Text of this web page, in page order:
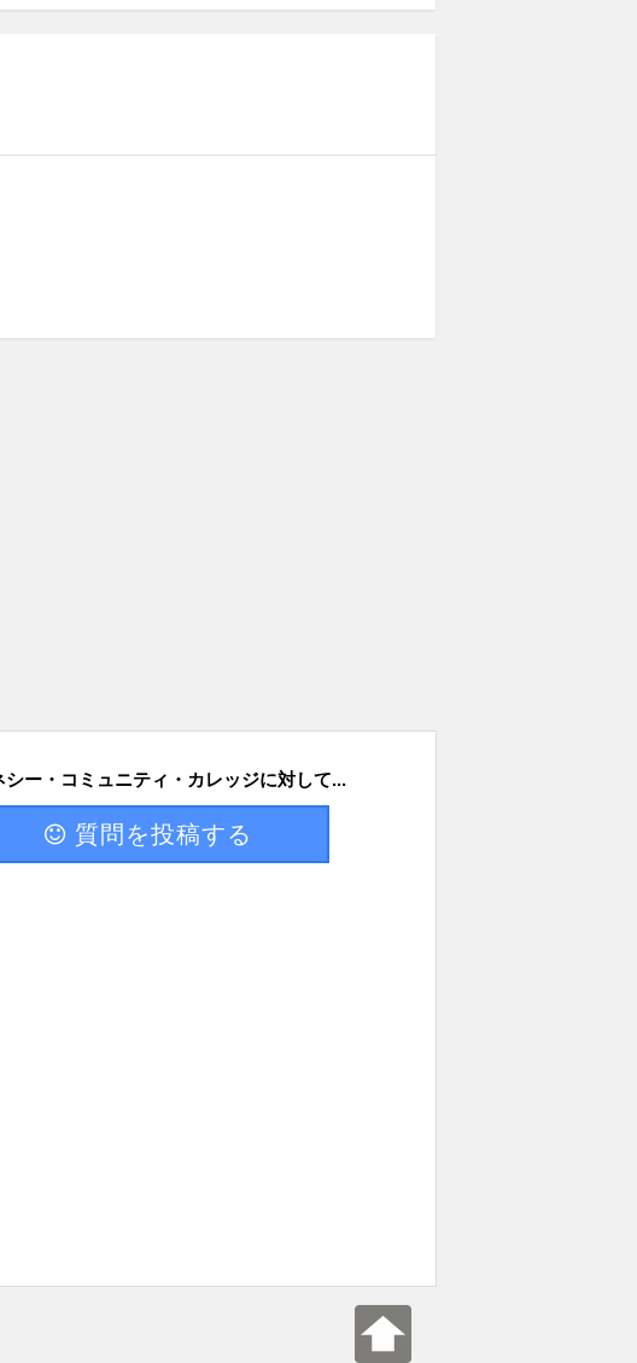
シー・コミュニティ・カレッジに対して...
質問を投稿する